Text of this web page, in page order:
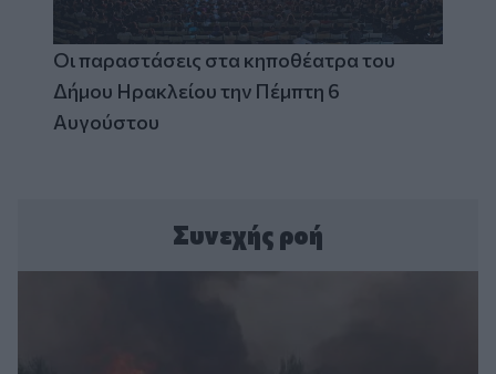
Οι παραστάσεις στα κηποθέατρα του
Δήμου Ηρακλείου την Πέμπτη 6
Αυγούστου
Συνεχής ροή